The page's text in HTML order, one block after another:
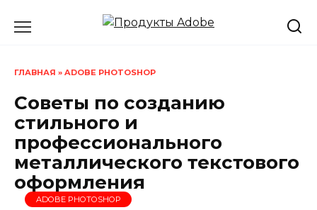
ГЛАВНАЯ » ADOBE PHOTOSHOP
Советы по созданию
стильного и
профессионального
металлического текстового
оформления
ADOBE PHOTOSHOP